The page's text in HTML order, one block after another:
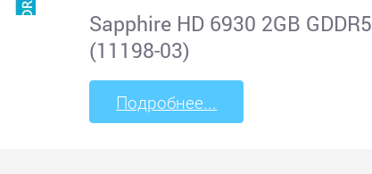
Sapphire HD 6930 2GB GDDR5
(11198-03)
Подробнее...